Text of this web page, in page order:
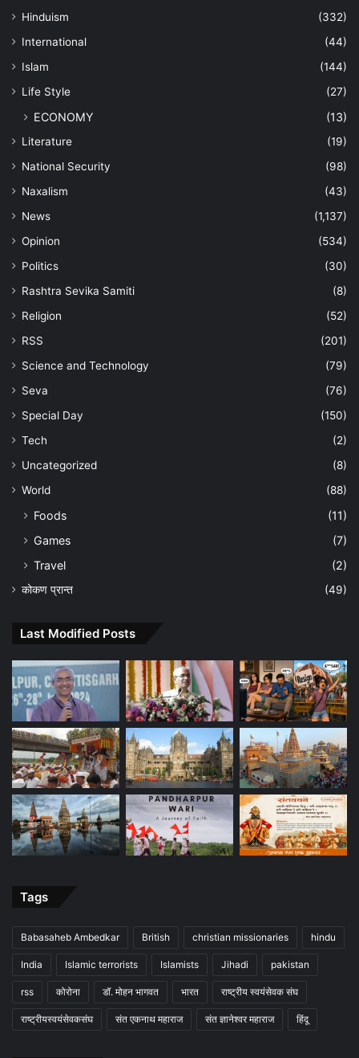
Hinduism
(332)
International
(44)
Islam
(144)
Life Style
(27)
ECONOMY (13)
Literature
(19)
National Security
(98)
Naxalism
(43)
News
(1,137)
Opinion
(534)
Politics
(30)
Rashtra Sevika Samiti
(8)
Religion
(52)
RSS
(201)
Science and Technology
(79)
Seva
(76)
Special Day
(150)
Tech
(2)
Uncategorized
(8)
World
(88)
Foods
(11)
Games
(7)
Travel
(2)
कोकण प्रान्त (49)
Last Modified Posts
Tags
Babasaheb Ambedkar British christian missionaries hindu
India Islamic terrorists Islamists Jihadi pakistan
rss कोरोना डॉ. मोहन भागवत भारत राष्ट्रीय स्वयंसेवक संघ
राष्ट्रीयस्वयंसेवकसंघ संत एकनाथ महाराज संत ज्ञानेश्वर महाराज हिंदू